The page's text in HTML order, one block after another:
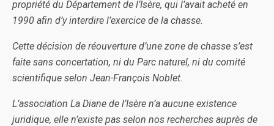
propriété du Département de l’Isère, qui l’avait acheté en
1990 afin d’y interdire l’exercice de la chasse.
Cette décision de réouverture d’une zone de chasse s’est
faite sans concertation, ni du Parc naturel, ni du comité
scientifique selon Jean-François Noblet.
L’association La Diane de l’Isère n’a aucune existence
juridique, elle n’existe pas selon nos recherches auprès de